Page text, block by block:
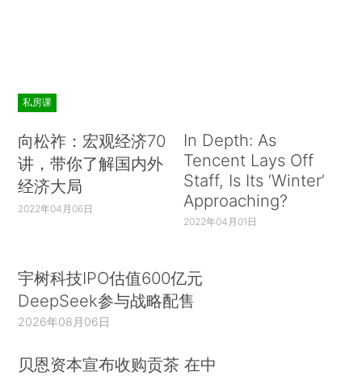
私房课
向松祚：宏观经济70
讲，带你了解国内外
经济大局
2022年04月06日
In Depth: As
Tencent Lays Off
Staff, Is Its ‘Winter’
Approaching?
2022年04月01日
宇树科技IPO估值600亿元
DeepSeek参与战略配售
2026年08月06日
贝恩资本宣布收购贡茶 在中